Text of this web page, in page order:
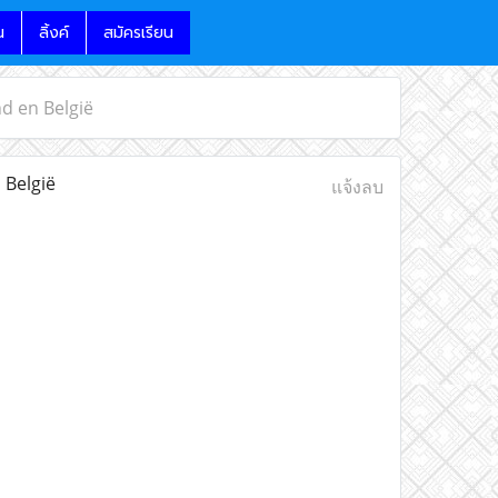
ลิ้งค์ สมัครเรียน
en België
แจ้งลบ